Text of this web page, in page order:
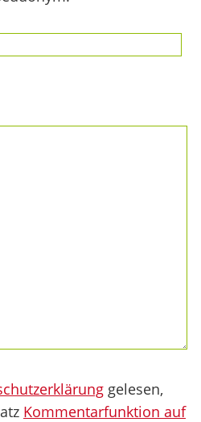
gelesen,
Kommentarfunktion auf